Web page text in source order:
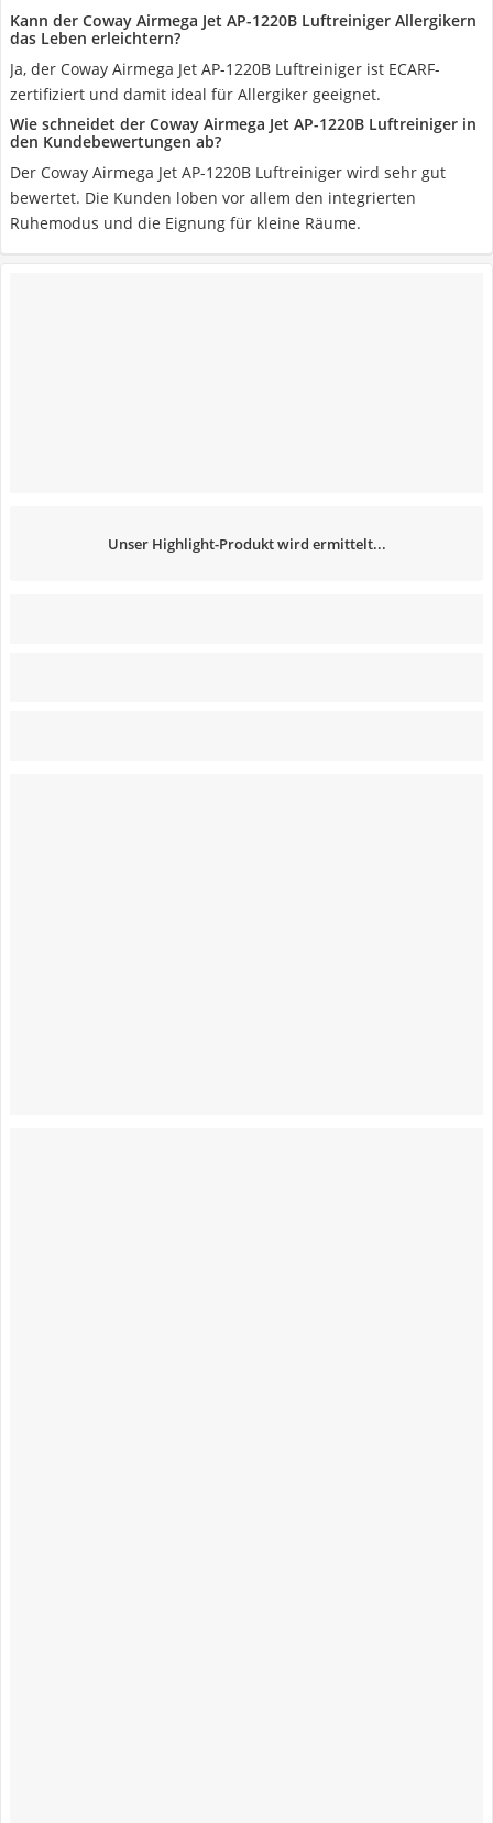
Kann der Coway Airmega Jet AP-1220B Luftreiniger Allergikern
das Leben erleichtern?
Ja, der Coway Airmega Jet AP-1220B Luftreiniger ist ECARF-
zertifiziert und damit ideal für Allergiker geeignet.
Wie schneidet der Coway Airmega Jet AP-1220B Luftreiniger in
den Kundebewertungen ab?
Der Coway Airmega Jet AP-1220B Luftreiniger wird sehr gut
bewertet. Die Kunden loben vor allem den integrierten
Ruhemodus und die Eignung für kleine Räume.
Unser Highlight-Produkt wird ermittelt...